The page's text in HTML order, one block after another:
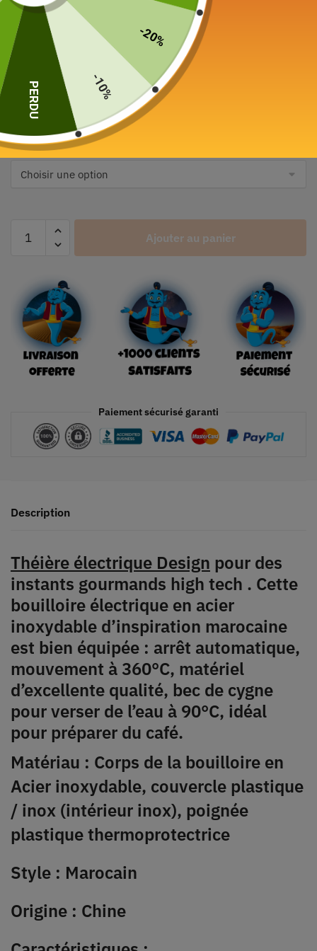
85,00€
Color
Plug Type
Ships From
Ajouter au panier
Paiement sécurisé garanti
Description
Théière électrique Design pour des
instants gourmands high tech . Cette
bouilloire électrique en acier
inoxydable d’inspiration marocaine
est bien équipée : arrêt automatique,
mouvement à 360°C, matériel
d’excellente qualité, bec de cygne
pour verser de l’eau à 90°C, idéal
pour préparer du café.
Matériau : Corps de la bouilloire en
Acier inoxydable, couvercle plastique
/ inox (intérieur inox), poignée
plastique thermoprotectrice
Style : Marocain
Origine : Chine
-20%
-10%
PERDU